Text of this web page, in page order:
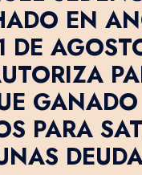
EN
DE
PARA